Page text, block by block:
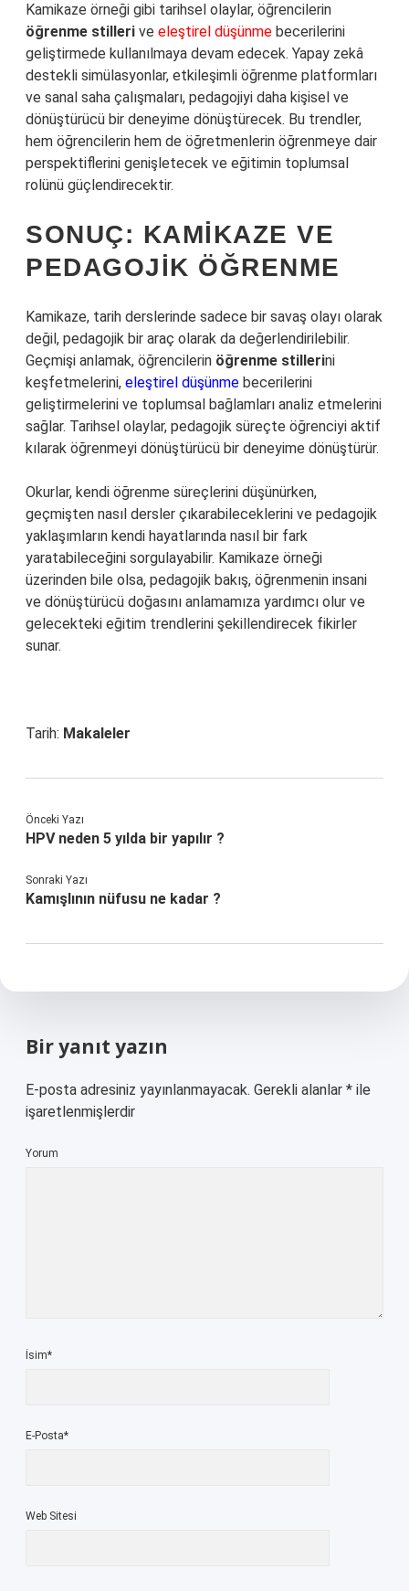
Kamikaze örneği gibi tarihsel olaylar, öğrencilerin
öğrenme stilleri ve eleştirel düşünme becerilerini
geliştirmede kullanılmaya devam edecek. Yapay zekâ
destekli simülasyonlar, etkileşimli öğrenme platformları
ve sanal saha çalışmaları, pedagojiyi daha kişisel ve
dönüştürücü bir deneyime dönüştürecek. Bu trendler,
hem öğrencilerin hem de öğretmenlerin öğrenmeye dair
perspektiflerini genişletecek ve eğitimin toplumsal
rolünü güçlendirecektir.
SONUÇ: KAMIKAZE VE
PEDAGOJIK ÖĞRENME
Kamikaze, tarih derslerinde sadece bir savaş olayı olarak
değil, pedagojik bir araç olarak da değerlendirilebilir.
Geçmişi anlamak, öğrencilerin öğrenme stillerini
keşfetmelerini, eleştirel düşünme becerilerini
geliştirmelerini ve toplumsal bağlamları analiz etmelerini
sağlar. Tarihsel olaylar, pedagojik süreçte öğrenciyi aktif
kılarak öğrenmeyi dönüştürücü bir deneyime dönüştürür.
Okurlar, kendi öğrenme süreçlerini düşünürken,
geçmişten nasıl dersler çıkarabileceklerini ve pedagojik
yaklaşımların kendi hayatlarında nasıl bir fark
yaratabileceğini sorgulayabilir. Kamikaze örneği
üzerinden bile olsa, pedagojik bakış, öğrenmenin insani
ve dönüştürücü doğasını anlamamıza yardımcı olur ve
gelecekteki eğitim trendlerini şekillendirecek fikirler
sunar.
Tarih: Makaleler
Önceki Yazı
HPV neden 5 yılda bir yapılır ?
Sonraki Yazı
Kamışlının nüfusu ne kadar ?
Bir yanıt yazın
E-posta adresiniz yayınlanmayacak. Gerekli alanlar * ile
işaretlenmişlerdir
Yorum
İsim*
E-Posta*
Web Sitesi